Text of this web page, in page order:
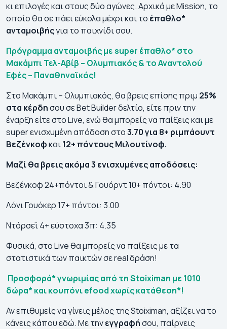
κι επιλογές και στους δύο αγώνες. Αρχικά με Mission, το
οποίο θα σε πάει εύκολα μέχρι και το έπαθλο*
ανταμοιβήςγια το παιχνίδι σου.
Πρόγραμμα ανταμοιβής με super έπαθλο* στο
Μακάμπι Τελ-Αβίβ – Ολυμπιακός & το Αναντολού
Εφές – Παναθηναϊκός!
Στο Μακάμπι – Ολυμπιακός, θα βρεις επίσης πριμ 25%
στα κέρδησου σε Bet Builder δελτίο, είτε πριν την
έναρξη είτε στο Live, ενώ θα μπορείς να παίξεις και με
super ενισχυμένη απόδοση στο3.70 για 8+ ριμπάουντ
Βεζένκοφκαι12+ πόντους Μιλουτίνοφ.
Μαζί θα βρεις ακόμα 3 ενισχυμένες αποδόσεις:
Βεζένκοφ 24+πόντοι & Γουόρντ 10+ πόντοι: 4.90
Λόνι Γουόκερ 17+ πόντοι: 3.00
Ντόρσεϊ 4+ εύστοχα 3π: 4.35
Φυσικά, στο Live θα μπορείς να παίξεις με τα
στατιστικά των παικτών σε real δράση!
Προσφορά* γνωριμίας από τη Stoiximan με 1010
δώρα* και κουπόνι efood χωρίς κατάθεση*!
Αν επιθυμείς να γίνεις μέλος της Stoiximan, αξίζει να το
κάνεις κάπου εδώ. Με τηνεγγραφήσου, παίρνεις